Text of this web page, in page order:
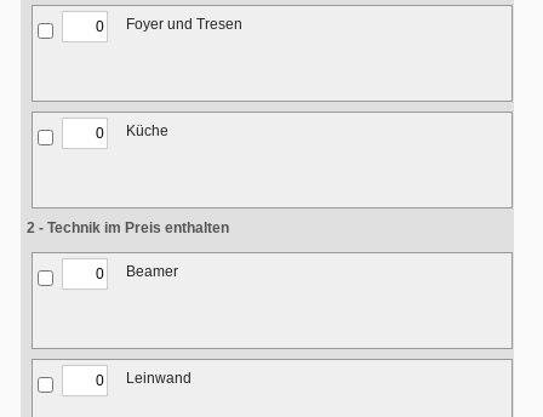
Foyer und Tresen
Küche
2 - Technik im Preis enthalten
Beamer
Leinwand